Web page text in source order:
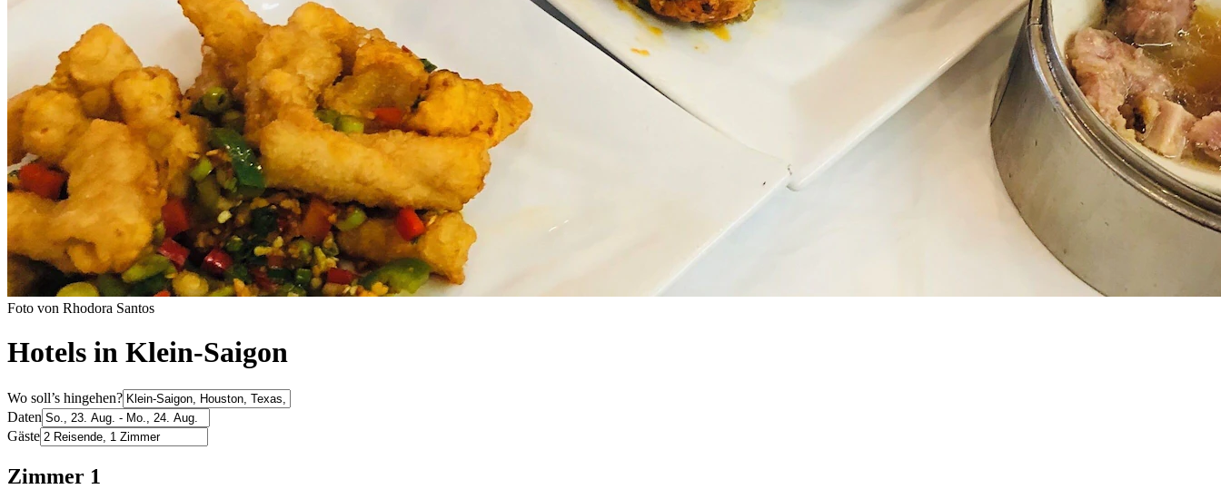
Foto von Rhodora Santos
Hotels in Klein-Saigon
Wo soll’s hingehen?
Daten
Gäste
Zimmer 1